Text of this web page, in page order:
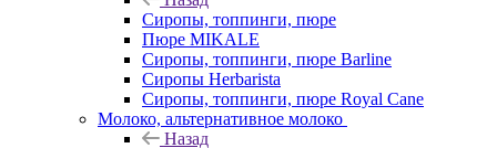
Сиропы, топпинги, пюре
Пюре MIKALE
Сиропы, топпинги, пюре Barline
Сиропы Herbarista
Сиропы, топпинги, пюре Royal Cane
Молоко, альтернативное молоко
Назад